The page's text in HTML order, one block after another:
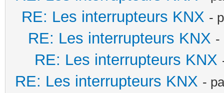
RE: Les interrupteurs KNX -
RE: Les interrupteurs KNX -
RE: Les interrupteurs KNX
RE: Les interrupteurs KNX -